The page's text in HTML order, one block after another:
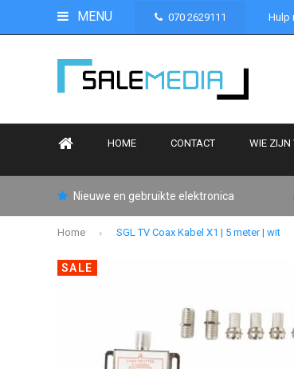
MENU 070 2629111 Hulp
HOME CONTACT WIE ZIJN
Nieuwe en gebruikte elektronica
Home SGL TV Coax Kabel X1 | 5 meter | wit
SALE